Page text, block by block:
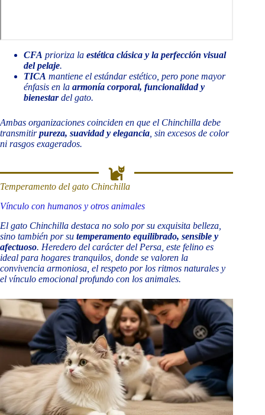
CFA prioriza la estética clásica y la perfección visual
del pelaje.
TICA mantiene el estándar estético, pero pone mayor
énfasis en la armonía corporal, funcionalidad y
bienestardel gato.
Ambas organizaciones coinciden en que el Chinchilla debe
transmitirpureza, suavidad y elegancia , sin excesos de color
ni rasgos exagerados.
Temperamento del gato Chinchilla
Vínculo con humanos y otros animales
El gato Chinchilla destaca no solo por su exquisita belleza,
sino también por su temperamento equilibrado, sensible y
afectuoso. Heredero del carácter del Persa, este felino es
ideal para hogares tranquilos, donde se valoren la
convivencia armoniosa, el respeto por los ritmos naturales y
el vínculo emocional profundo con los animales.